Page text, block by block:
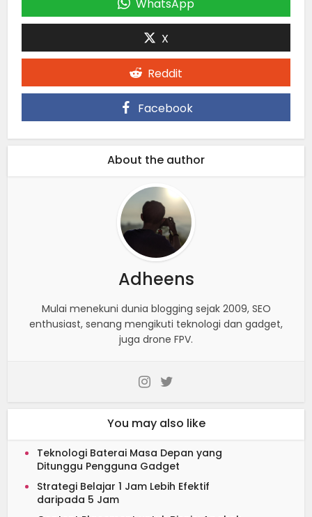
WhatsApp
X
Reddit
Facebook
About the author
Adheens
Mulai menekuni dunia blogging sejak 2009, SEO
enthusiast, senang mengikuti teknologi dan gadget,
juga drone FPV.
You may also like
Teknologi Baterai Masa Depan yang
Ditunggu Pengguna Gadget
Strategi Belajar 1 Jam Lebih Efektif
daripada 5 Jam